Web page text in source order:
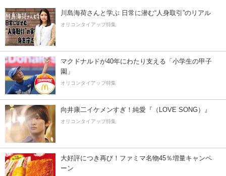
川島海荷さんと学ぶ 日常に潜む“人身取引”のリアル
オリコンタイアップ特集
マクドナルドが40年にわたり支える「小学生の甲子
園」
オリコンタイアップ特集
向井康二イケメンすぎ！純愛『（LOVE SONG）』
オリコンタイアップ特集
大好評につき再び！ファミマ名物45％増量キャンペ
ーン